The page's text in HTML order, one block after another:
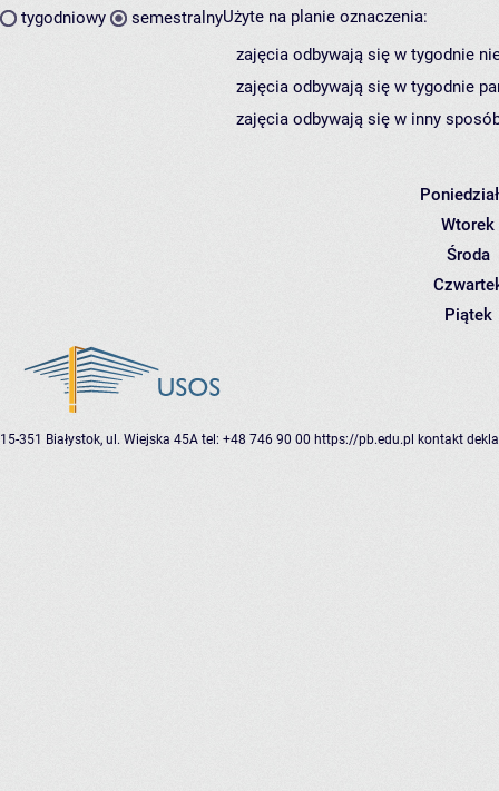
tygodniowy semestralnyUżyte na planie oznaczenia:
zajęcia odbywają się w tygodnie
zajęcia odbywają się w tygodnie
zajęcia odbywają się w inny
Wtorek
Środa
Piątek
15-351 Białystok, ul. Wiejska 45A tel: +48 746 90 00 https://pb.edu.pl kontakt